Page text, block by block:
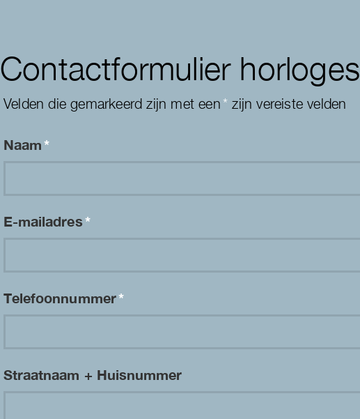
Contactformulier horloges
Velden die gemarkeerd zijn met een* zijn vereiste velden
Naam*
E-mailadres*
Telefoonnummer*
Straatnaam + Huisnummer